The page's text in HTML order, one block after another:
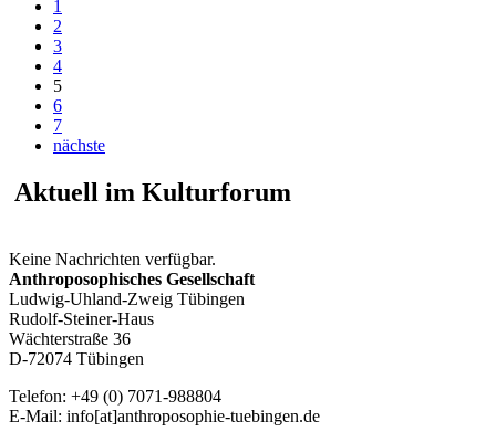
1
2
3
4
5
6
7
nächste
Aktuell im Kulturforum
Keine Nachrichten verfügbar.
Anthroposophisches Gesellschaft
Ludwig-Uhland-Zweig Tübingen
Rudolf-Steiner-Haus
Wächterstraße 36
D-72074 Tübingen
Telefon: +49 (0) 7071-988804
E-Mail: info[at]anthroposophie-tuebingen.de